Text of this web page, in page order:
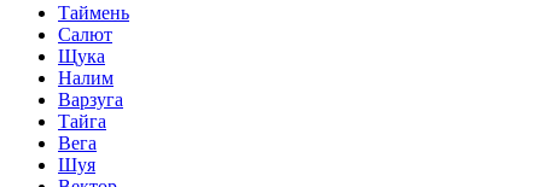
Таймень
Салют
Щука
Налим
Варзуга
Тайга
Вега
Шуя